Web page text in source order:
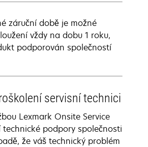
záruční době je možné
vždy na dobu 1 roku,
podporován společností
servisní technici
Lexmark Onsite Service
technické podpory společnosti
že váš technický problém